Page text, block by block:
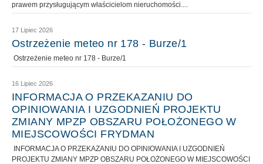
prawem przysługującym właścicielom nieruchomości....
17 Lipiec 2026
Ostrzeżenie meteo nr 178 - Burze/1
Ostrzeżenie meteo nr 178 - Burze/1
16 Lipiec 2026
INFORMACJA O PRZEKAZANIU DO
OPINIOWANIA I UZGODNIEŃ PROJEKTU
ZMIANY MPZP OBSZARU POŁOŻONEGO W
MIEJSCOWOŚCI FRYDMAN
INFORMACJA O PRZEKAZANIU DO OPINIOWANIA I UZGODNIEŃ
PROJEKTU ZMIANY MPZP OBSZARU POŁOŻONEGO W MIEJSCOWOŚCI